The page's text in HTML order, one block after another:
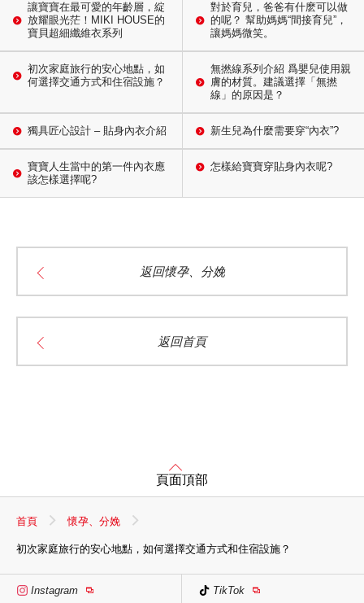
讓寶寶在最可愛的年齡層，綻
放耀眼光茫！MIKI HOUSE的
寶貝超細纖維衣系列
對於育兒，爸爸有什麽可以做
的呢？ 幫助媽媽“間接育兒”，
讓媽媽微笑。
初次家庭旅行的安心地點，如
何選擇交通方式和住宿設施？
無撚線系列介紹 爲嬰兒使用親
膚的材質。建議選擇「無撚
線」的原因是？
獨具匠心設計 – 貼身內衣介紹 新生兒為什麼需要穿“內衣”?
寶寶人生當中的第一件內衣應
該怎樣選擇呢?
怎樣給寶寶穿貼身內衣呢?
返回懷孕、分娩
返回首頁
頁面頂部
首頁 懷孕、分娩
初次家庭旅行的安心地點，如何選擇交通方式和住宿設施？
Instagram TikTok